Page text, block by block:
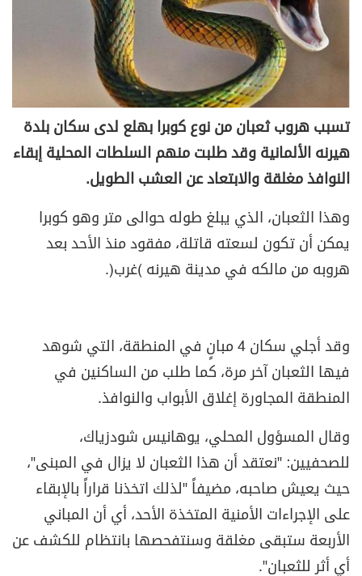
تسبب هروب ثعبان من نوع كوبرا بهلع لدى سكان بلدة
هيرنه الألمانية وقد طلبت منهم السلطات المحلية إبقاء
النوافذ مغلقة والابتعاد عن العشب الطويل.
وهذا الثعبان، الذي يبلغ طوله حوالى متر وهو كوبرا
يمكن أن تكون لسعته قاتلة، مفقود منذ الأحد بعد
هروبه من مالكه في مدينة هيرنه (غرب).
وقد أجلي سكان 4 مبانٍ في المنطقة، التي شوهد
فيها الثعبان آخر مرة، كما طلب من الساكنين في
المنطقة المجاورة إغلاق الأبواب والنوافذ.
وقال المسؤول المحلي، يوهانيس شودزياك،
للصحفيين: "نعتقد أن هذا الثعبان لا يزال في المبنى"،
حيث يعيش صاحبه، مضيفاً "لذلك اتخذنا قراراً بالإبقاء
على الإجراءات الأمنية المتخذة الأحد، أي أن المباني
الأربعة ستبقى مغلقة وسنتفحصها بانتظام للكشف عن
أي أثر للثعبان".